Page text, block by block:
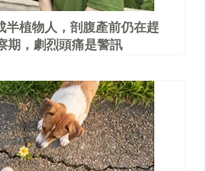
半植物人，剖腹產前仍在趕
期，劇烈頭痛是警訊